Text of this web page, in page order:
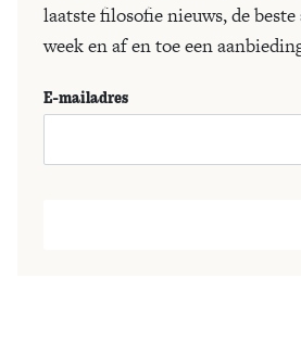
laatste filosofie nieuws, de
week en af en toe een
E-mailadres